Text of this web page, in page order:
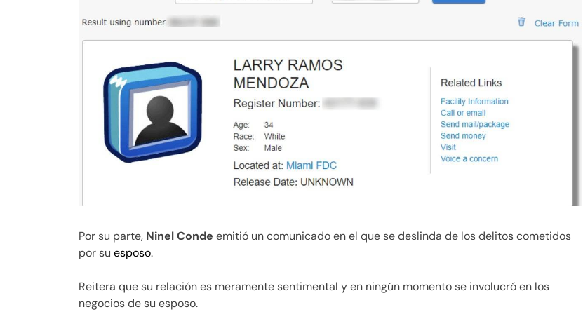
Por su parte, Ninel Conde emitió un comunicado en el que se deslinda de los delitos cometidos
por su esposo.
Reitera que su relación es meramente sentimental y en ningún momento se involucró en los
negocios de su esposo.